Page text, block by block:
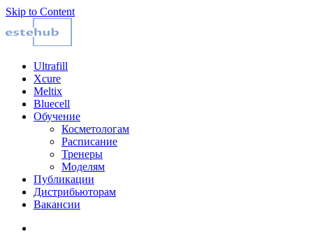
Skip to Content
Ultrafill
Xcure
Meltix
Bluecell
Обучение
Косметологам
Расписание
Тренеры
Моделям
Публикации
Дистрибьюторам
Вакансии